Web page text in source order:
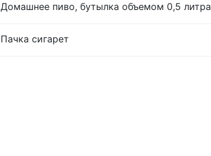
Домашнее пиво, бутылка объемом 0,5 литра
Пачка сигарет